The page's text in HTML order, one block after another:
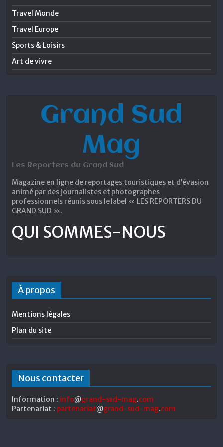
Travel Monde
Travel Europe
Sports & Loisirs
Art de vivre
Grand Sud
Mag
Les Reporters du Grand Sud
Magazine en ligne de reportages touristiques et d’évasion
animé par des journalistes et photographes
professionnels réunis sous le label « LES REPORTERS DU
GRAND SUD ».
QUI SOMMES-NOUS
À propos
Mentions légales
Plan du site
Nous contacter
Information : info@grand-sud-mag.com
Partenariat : partenariat@grand-sud-mag.com